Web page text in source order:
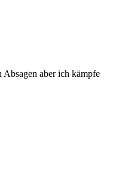
Absagen aber ich kämpfe